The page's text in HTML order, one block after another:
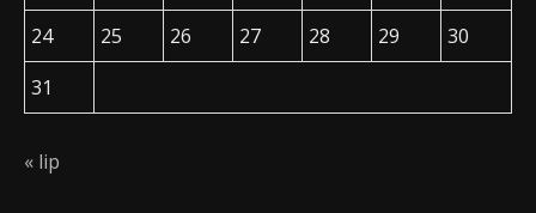
24
25 26 27 28 29
30
31
« lip